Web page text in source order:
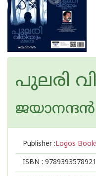
പുലരി
ജയാനന്ദന്‍
Publisher :Logos
ISBN : 9789393578921